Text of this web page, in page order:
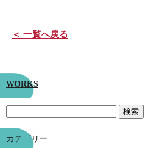
＜ 一覧へ戻る
WORKS
カテゴリー